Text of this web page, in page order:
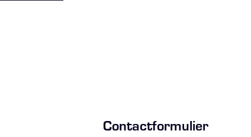
Contactformulier